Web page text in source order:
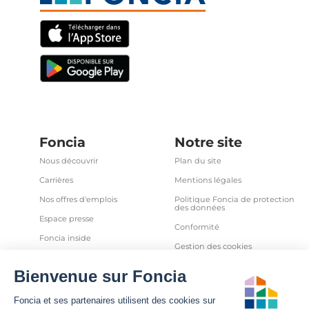
Foncia
Nous découvrir
Carrières
Nos offres d'emplois
Espace presse
Foncia inside
Partenaires
Notre site
Plan du site
Mentions légales
Politique Foncia de protection
des données
Conformité
Gestion des cookies
et autres traceurs
Sécurité informatique